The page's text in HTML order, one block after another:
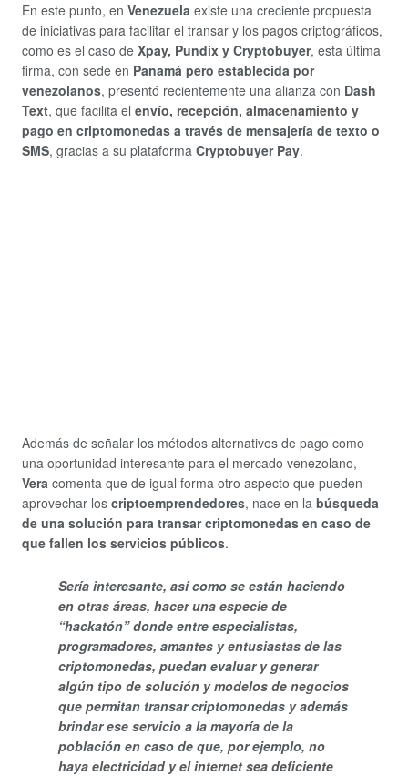
En este punto, en Venezuela existe una creciente propuesta
de iniciativas para facilitar el transar y los pagos criptográficos,
como es el caso de Xpay, Pundix y Cryptobuyer, esta última
firma, con sede en Panamá pero establecida por
venezolanos, presentó recientemente una alianza con Dash
Text, que facilita el envío, recepción, almacenamiento y
pago en criptomonedas a través de mensajería de texto o
SMS, gracias a su plataforma Cryptobuyer Pay.
Además de señalar los métodos alternativos de pago como
una oportunidad interesante para el mercado venezolano,
Vera comenta que de igual forma otro aspecto que pueden
aprovechar los criptoemprendedores, nace en la búsqueda
de una solución para transar criptomonedas en caso de
que fallen los servicios públicos.
Sería interesante, así como se están haciendo
en otras áreas, hacer una especie de
“hackatón” donde entre especialistas,
programadores, amantes y entusiastas de las
criptomonedas, puedan evaluar y generar
algún tipo de solución y modelos de negocios
que permitan transar criptomonedas y además
brindar ese servicio a la mayoría de la
población en caso de que, por ejemplo, no
haya electricidad y el internet sea deficiente